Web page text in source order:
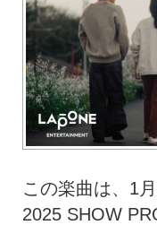
この楽曲は、1
2025 SHOW